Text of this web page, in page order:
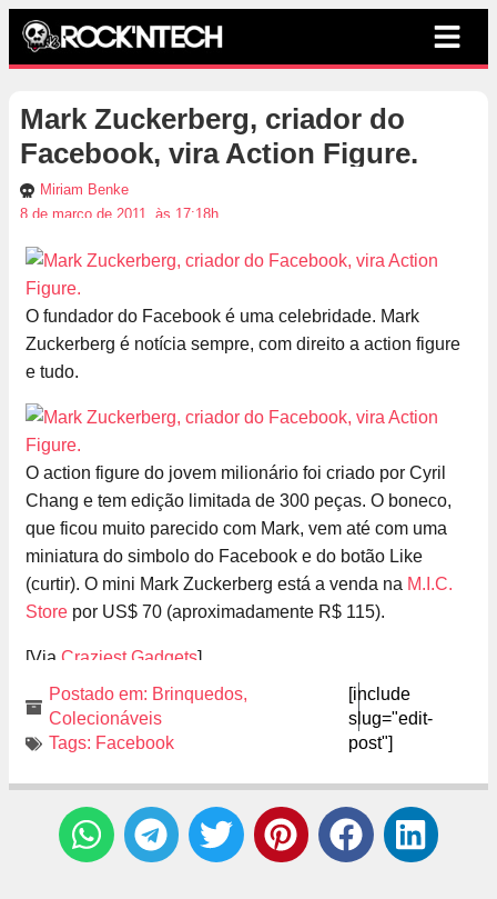
Mark Zuckerberg, criador do
Facebook, vira Action Figure.
Miriam Benke
8 de março de 2011, às 17:18h
O fundador do Facebook é uma celebridade. Mark
Zuckerberg é notícia sempre, com direito a action figure
e tudo.
O action figure do jovem milionário foi criado por Cyril
Chang e tem edição limitada de 300 peças. O boneco,
que ficou muito parecido com Mark, vem até com uma
miniatura do simbolo do Facebook e do botão Like
(curtir). O mini Mark Zuckerberg está a venda na M.I.C.
Store por US$ 70 (aproximadamente R$ 115).
[Via Craziest Gadgets]
Postado em: Brinquedos,
Colecionáveis
Tags: Facebook
[include
slug="edit-
post"]